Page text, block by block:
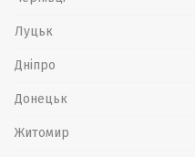
Луцьк
Дніпро
Донецьк
Житомир